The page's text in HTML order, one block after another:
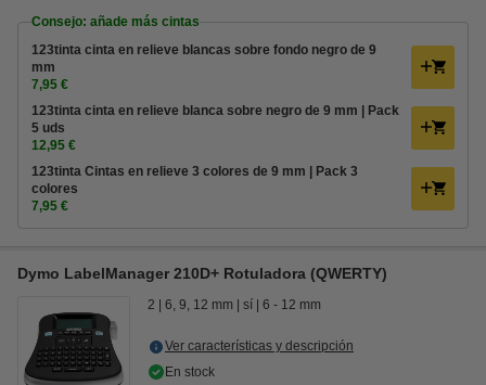
Consejo: añade más cintas
123tinta cinta en relieve blancas sobre fondo negro de 9
mm
7,95 €
123tinta cinta en relieve blanca sobre negro de 9 mm | Pack
5 uds
12,95 €
123tinta Cintas en relieve 3 colores de 9 mm | Pack 3
colores
7,95 €
Dymo LabelManager 210D+ Rotuladora (QWERTY)
2 6, 9, 12 mm sí 6 - 12 mm
Ver características y descripción
En stock